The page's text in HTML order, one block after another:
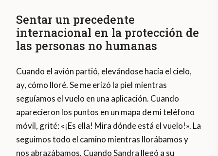
Sentar un precedente
internacional en la protección de
las personas no humanas
Cuando el avión partió, elevándose hacia el cielo,
ay, cómo lloré. Se me erizó la piel mientras
seguíamos el vuelo en una aplicación. Cuando
aparecieron los puntos en un mapa de mi teléfono
móvil, grité: «¡Es ella! Mira dónde está el vuelo!». La
seguimos todo el camino mientras llorábamos y
nos abrazábamos. Cuando Sandra llegó a su